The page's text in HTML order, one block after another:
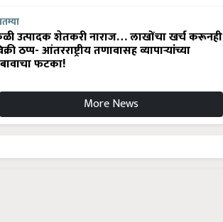
उत्पादक शेतकरी नाराज… लाखोंचा खर्च करूनही
ठप्प- आंतरराष्ट्रीय तणावासह व्यापाऱ्यांच्या
फटका!
More News